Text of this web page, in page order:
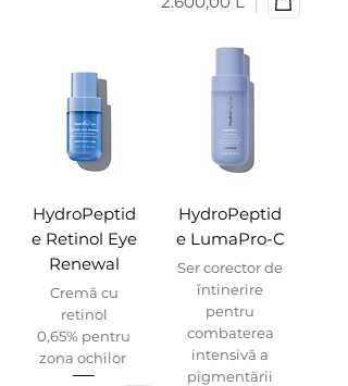
Preț
HydroPeptid
e Retinol Eye
Renewal
Cremă cu
retinol
0,65% pentru
zona ochilor
HydroPeptid
e LumaPro-C
Ser corector de
întinerire
pentru
combaterea
intensivă a
pigmentării